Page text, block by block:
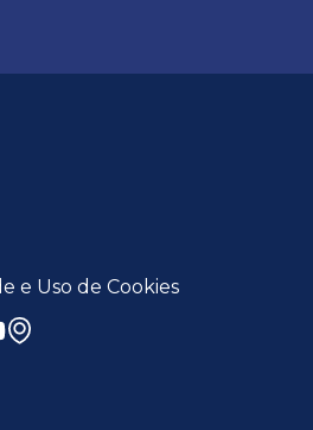
e Uso de Cookies